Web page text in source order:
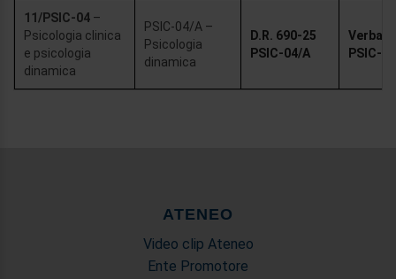
11/PSIC-04 –
Psicologia clinica
e psicologia
dinamica
PSIC-04/A –
Psicologia
dinamica
D.R. 690-25
PSIC-04/A
Verbale
PSIC-
ATENEO
Video clip Ateneo
Ente Promotore